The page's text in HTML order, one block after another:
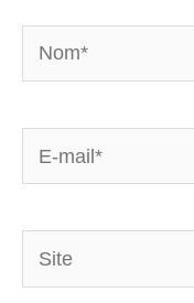
Nom*
E-
mail*
Site